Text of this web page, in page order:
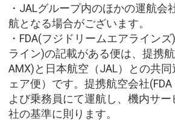
・JALグループ内のほかの運航会
航となる場合がございます。
・FDA(フジドリームエアライン
ライン)の記載がある便は、提携航
AMX)と日本航空（JAL）との共
ェア便）です。提携航空会社
よび乗務員にて運航し、機内サ
社の基準に則ります。